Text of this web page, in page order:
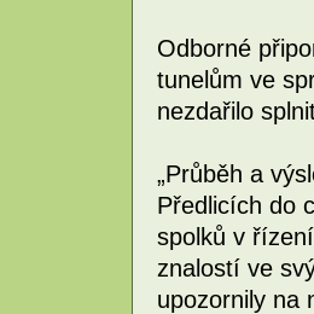
Odborné
tunelům ve
nezdařilo
„Průběh a
Předlicích do
spolků v
znalostí ve
upozornily na